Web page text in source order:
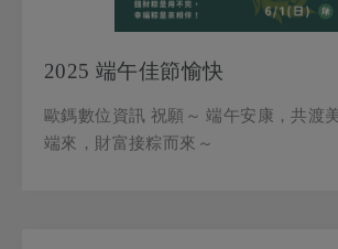
端來，財富接粽而來～